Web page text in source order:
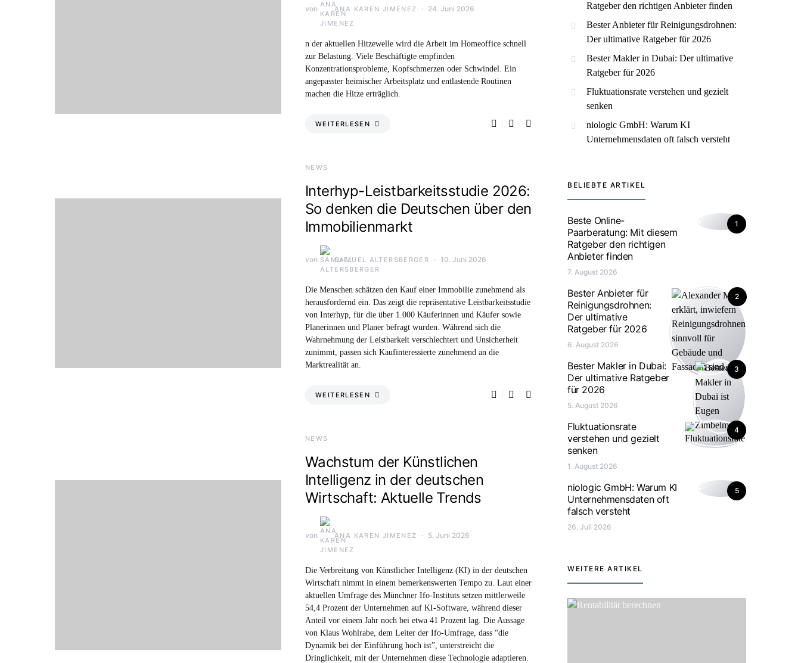
von ANA KAREN JIMENEZ 24. Juni 2026
n der aktuellen Hitzewelle wird die Arbeit im Homeoffice schnell
zur Belastung. Viele Beschäftigte empfinden
Konzentrationsprobleme, Kopfschmerzen oder Schwindel. Ein
angepasster heimischer Arbeitsplatz und entlastende Routinen
machen die Hitze erträglich.
WEITERLESEN
NEWS
Interhyp-Leistbarkeitsstudie 2026:
So denken die Deutschen über den
Immobilienmarkt
von SAMUEL ALTERSBERGER 10. Juni 2026
Die Menschen schätzen den Kauf einer Immobilie zunehmend als
herausfordernd ein. Das zeigt die repräsentative Leistbarkeitsstudie
von Interhyp, für die über 1.000 Käuferinnen und Käufer sowie
Planerinnen und Planer befragt wurden. Während sich die
Wahrnehmung der Leistbarkeit verschlechtert und Unsicherheit
zunimmt, passen sich Kaufinteressierte zunehmend an die
Marktrealität an.
WEITERLESEN
NEWS
Wachstum der Künstlichen
Intelligenz in der deutschen
Wirtschaft: Aktuelle Trends
von ANA KAREN JIMENEZ 5. Juni 2026
Die Verbreitung von Künstlicher Intelligenz (KI) in der deutschen
Wirtschaft nimmt in einem bemerkenswerten Tempo zu. Laut einer
aktuellen Umfrage des Münchner Ifo-Instituts setzen mittlerweile
54,4 Prozent der Unternehmen auf KI-Software, während dieser
Anteil vor einem Jahr noch bei etwa 41 Prozent lag. Die Aussage
von Klaus Wohlrabe, dem Leiter der Ifo-Umfrage, dass “die
Dynamik bei der Einführung hoch ist”, unterstreicht die
Dringlichkeit, mit der Unternehmen diese Technologie adaptieren.
Ratgeber den richtigen Anbieter finden
Bester Anbieter für Reinigungsdrohnen:
Der ultimative Ratgeber für 2026
Bester Makler in Dubai: Der ultimative
Ratgeber für 2026
Fluktuationsrate verstehen und gezielt
senken
niologic GmbH: Warum KI
Unternehmensdaten oft falsch versteht
BELIEBTE ARTIKEL
1
Beste Online-
Paarberatung: Mit diesem
Ratgeber den richtigen
Anbieter finden
7. August 2026
2
Bester Anbieter für
Reinigungsdrohnen:
Der ultimative
Ratgeber für 2026
6. August 2026
3
Bester Makler in Dubai:
Der ultimative Ratgeber
für 2026
5. August 2026
4
Fluktuationsrate
verstehen und gezielt
senken
1. August 2026
5
niologic GmbH: Warum KI
Unternehmensdaten oft
falsch versteht
26. Juli 2026
WEITERE ARTIKEL